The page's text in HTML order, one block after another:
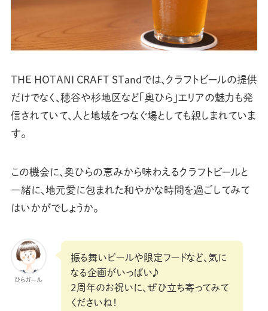
THE HOTANI CRAFT STandでは、クラフトビールの提供
だけでなく、穂谷や杉地区など「奥ひら」エリアの魅力も発
信されていて、人と地域をつなぐ場としても親しまれていま
す。
この機会に、奥ひらの恵みから味わえるクラフトビールと
一緒に、地元愛に包まれた和やかな時間を過ごしてみて
はいかがでしょうか。
ひらガール
振る舞いビールや限定フードなど、気に
なる企画がいっぱい♪
2周年のお祝いに、ぜひ立ち寄ってみて
くださいね！